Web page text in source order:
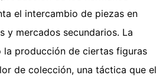
el intercambio de piezas en
y mercados secundarios. La
la producción de ciertas figuras
de colección, una táctica que el